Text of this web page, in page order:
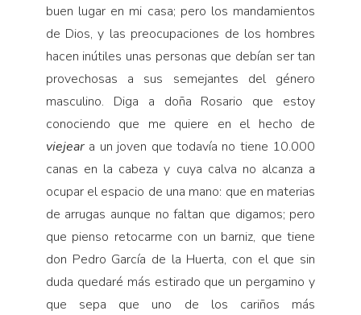
buen lugar en mi casa; pero los mandamientos
de Dios, y las preocupaciones de los hombres
hacen inútiles unas personas que debían ser tan
provechosas a sus semejantes del género
masculino. Diga a doña Rosario que estoy
conociendo que me quiere en el hecho de
viejear a un joven que todavía no tiene 10.000
canas en la cabeza y cuya calva no alcanza a
ocupar el espacio de una mano: que en materias
de arrugas aunque no faltan que digamos; pero
que pienso retocarme con un barniz, que tiene
don Pedro García de la Huerta, con el que sin
duda quedaré más estirado que un pergamino y
que sepa que uno de los cariños más